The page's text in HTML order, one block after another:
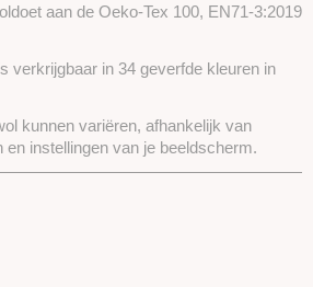
aan de Oeko-Tex 100, EN71-3:2019
verkrijgbaar in 34 geverfde kleuren in
kunnen variëren, afhankelijk van
instellingen van je beeldscherm.